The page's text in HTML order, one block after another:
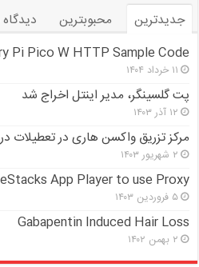
جدیدترین محبوبترین
Pi Pico W HTTP Sample Code
۱۱ خرداد ۱۴۰۴
پت گلسینگر، مدیر اینتل اخراج شد
۱۲ آذر ۱۴۰۳
مرکز تزریق واکسن هاری در تعطیلات
۲ شهریور ۱۴۰۳
App Player to use Proxy
۵ فروردین ۱۴۰۳
Gabapentin Induced Hair Loss
۲ بهمن ۱۴۰۲